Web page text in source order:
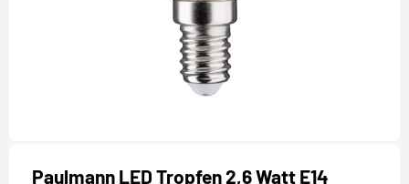
Paulmann LED Tropfen 2,6 Watt E14